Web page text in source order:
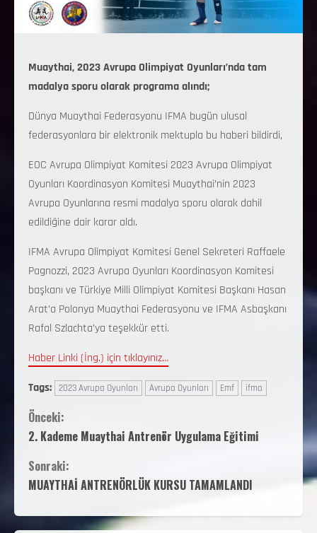
Muaythai, 2023 Avrupa Olimpiyat Oyunları’nda tam
madalya sporu olarak programa alındı;
Dünya Muaythai Federasyonu IFMA bugün ulusal
federasyonlara bir elektronik mektupla bu haberi bildirdi,
EOC Avrupa Olimpiyat Komitesi 2023 Avrupa Olimpiyat
Oyunları Koordinasyon Komitesi Muaythai’nin 2023
Avrupa Oyunlarına resmi madalya sporu olarak dahil
edildiğine dair karar aldı.
IFMA Avrupa Olimpiyat Komitesi Genel Sekreteri Raffaele
Pagnozzi, 2023 Avrupa Oyunları Koordinasyon Komitesi
başkanı ve Türkiye Milli Olimpiyat Komitesi Başkanı Hasan
Arat’a Polonya Muaythai Federasyonu ve IFMA Asbaşkanı
Rafal Szlachta’ya teşekkür etti.
Haber Linki (İng.) için tıklayınız…
Tags:
2023 Avrupa Oyunları Avrupa Oyunları Emf ifma
Önceki:
2. Kademe Muaythai Antrenör Uygulama Eğitimi
Sonraki:
MUAYTHAİ ANTRENÖRLÜK KURSU TAMAMLANDI